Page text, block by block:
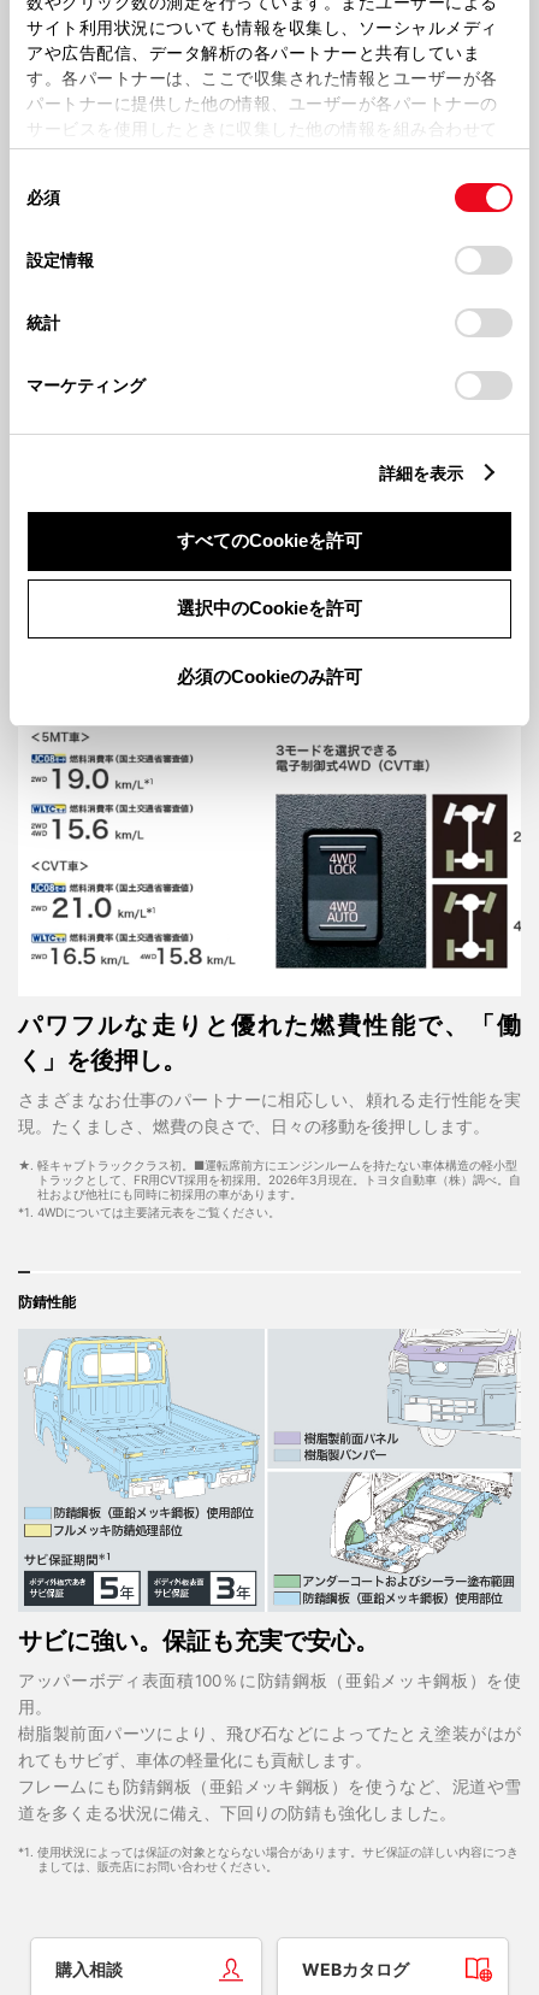
サイト利用状況についても情報を収集し、ソーシャルメディ
アや広告配信、データ解析の各パートナーと共有していま
す。各パートナーは、ここで収集された情報とユーザーが各
パートナーに提供した他の情報、ユーザーが各パートナーの
サービスを使用したときに収集した他の情報を組み合わせて
使用することがあります。当ウェブサイトの使用を続行する
デバイスにすべてのCookie(クッキー)が保存されることに同
意したことになります。Cookie(クッキー)のオプトアウト、
設定の変更、同意を撤回したりするにあたっては、当社の
「Cookie（クッキー）情報の取り扱いについて
」をご覧くだ
必須
設定情報
統計
マーケティング
詳細を表示
すべてのCookieを許可
選択中のCookieを許可
必須のCookieのみ許可
毎日気持ちよく使える、開放的な室内と乗り降りのしやすさ。
★. 軽キャブトラックNo.1。■運転席前方にエンジンルームを持たない車体構造の軽小型トラ
ックとして、室内幅がNo.1。2026年3月現在。トヨタ自動車（株）調べ。自社および他社
にも同数値の車があります。
*1. 社内測定値。
収納スペース
使いやすい室内で、「働く」を効率的に。
助手席側の足元スペースにゆとりを。お仕事に役立つ収納を室内
パワフルな走りと優れた燃費性能で、「働
く」を後押し。
さまざまなお仕事のパートナーに相応しい、頼れる走行性能を実
現。たくましさ、燃費の良さで、日々の移動を後押しします。
★. 軽キャブトラッククラス初。■運転席前方にエンジンルームを持たない車体構造の軽小型
トラックとして、FR用CVT採用を初採用。2026年3月現在。トヨタ自動車（株）調べ。自
社および他社にも同時に初採用の車があります。
*1. 4WDについては主要諸元表をご覧ください。
防錆性能
サビに強い。保証も充実で安心。
アッパーボディ表面積100％に防錆鋼板（亜鉛メッキ鋼板）を使
用。
樹脂製前面パーツにより、飛び石などによってたとえ塗装がはが
れてもサビず、車体の軽量化にも貢献します。
フレームにも防錆鋼板（亜鉛メッキ鋼板）を使うなど、泥道や雪
道を多く走る状況に備え、下回りの防錆も強化しました。
*1. 使用状況によっては保証の対象とならない場合があります。サビ保証の詳しい内容につき
ましては、販売店にお問い合わせください。
購入相談 WEBカタログ